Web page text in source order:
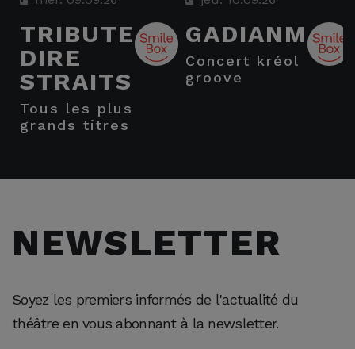
TRIBUTE
DIRE
STRAITS
tous les plus
grands titres
GADIANM
concert kréol
groove
NEWSLETTER
Soyez les premiers informés de l'actualité du
théâtre en vous abonnant à la newsletter.